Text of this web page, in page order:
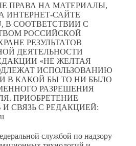
ПРАВА НА МАТЕРИАЛЫ,
ИНТЕРНЕТ-САЙТЕ
В СООТВЕТСТВИИ С
РОССИЙСКОЙ
РЕЗУЛЬТАТОВ
ДЕЯТЕЛЬНОСТИ
«НЕ ЖЕЛТАЯ
ИСПОЛЬЗОВАНИЮ
В КАКОЙ БЫ ТО НИ БЫЛО
РАЗРЕШЕНИЯ
ПРИОБРЕТЕНИЕ
СВЯЗЬ С РЕДАКЦИЕЙ:
службой по надзору